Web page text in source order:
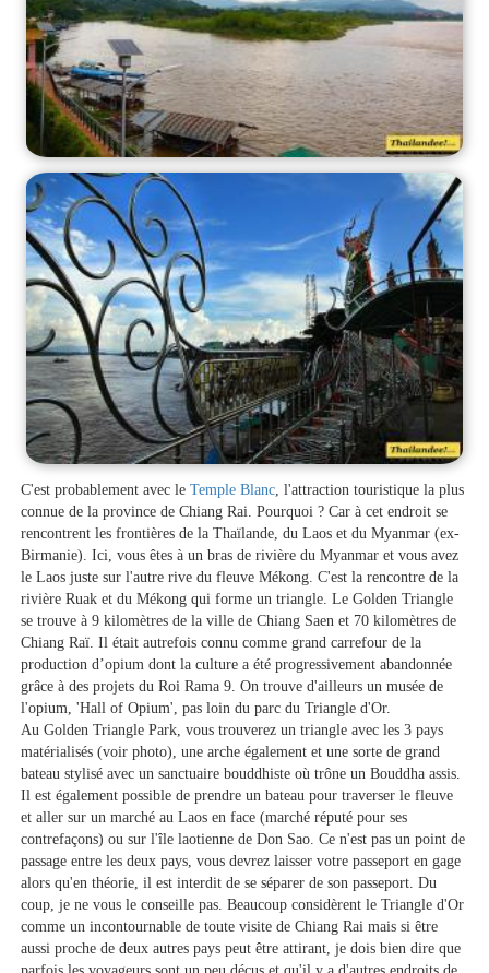
C'est probablement avec leTemple Blanc , l'attraction touristique la plus
connue de la province de Chiang Rai. Pourquoi ? Car à cet endroit se
rencontrent les frontières de la Thaïlande, du Laos et du Myanmar (ex-
Birmanie). Ici, vous êtes à un bras de rivière du Myanmar et vous avez
le Laos juste sur l'autre rive du fleuve Mékong. C'est la rencontre de la
rivière Ruak et du Mékong qui forme un triangle. Le Golden Triangle
se trouve à 9 kilomètres de la ville de Chiang Saen et 70 kilomètres de
Chiang Raï. Il était autrefois connu comme grand carrefour de la
production d’opium dont la culture a été progressivement abandonnée
grâce à des projets du Roi Rama 9. On trouve d'ailleurs un musée de
l'opium, 'Hall of Opium', pas loin du parc du Triangle d'Or.
Au Golden Triangle Park, vous trouverez un triangle avec les 3 pays
matérialisés (voir photo), une arche également et une sorte de grand
bateau stylisé avec un sanctuaire bouddhiste où trône un Bouddha assis.
Il est également possible de prendre un bateau pour traverser le fleuve
et aller sur un marché au Laos en face (marché réputé pour ses
contrefaçons) ou sur l'île laotienne de Don Sao. Ce n'est pas un point de
passage entre les deux pays, vous devrez laisser votre passeport en gage
alors qu'en théorie, il est interdit de se séparer de son passeport. Du
coup, je ne vous le conseille pas. Beaucoup considèrent le Triangle d'Or
comme un incontournable de toute visite de Chiang Rai mais si être
aussi proche de deux autres pays peut être attirant, je dois bien dire que